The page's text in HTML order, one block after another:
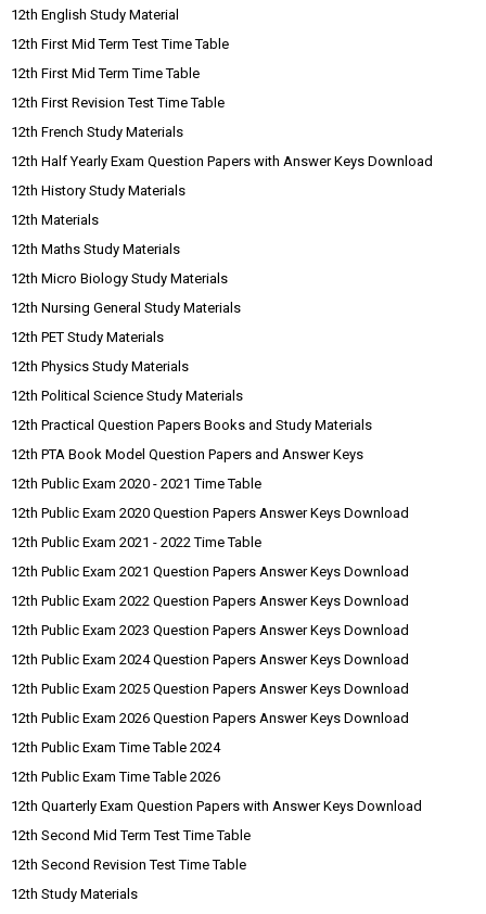
12th English Study Material
12th First Mid Term Test Time Table
12th First Mid Term Time Table
12th First Revision Test Time Table
12th French Study Materials
12th Half Yearly Exam Question Papers with Answer Keys Download
12th History Study Materials
12th Materials
12th Maths Study Materials
12th Micro Biology Study Materials
12th Nursing General Study Materials
12th PET Study Materials
12th Physics Study Materials
12th Political Science Study Materials
12th Practical Question Papers Books and Study Materials
12th PTA Book Model Question Papers and Answer Keys
12th Public Exam 2020 - 2021 Time Table
12th Public Exam 2020 Question Papers Answer Keys Download
12th Public Exam 2021 - 2022 Time Table
12th Public Exam 2021 Question Papers Answer Keys Download
12th Public Exam 2022 Question Papers Answer Keys Download
12th Public Exam 2023 Question Papers Answer Keys Download
12th Public Exam 2024 Question Papers Answer Keys Download
12th Public Exam 2025 Question Papers Answer Keys Download
12th Public Exam 2026 Question Papers Answer Keys Download
12th Public Exam Time Table 2024
12th Public Exam Time Table 2026
12th Quarterly Exam Question Papers with Answer Keys Download
12th Second Mid Term Test Time Table
12th Second Revision Test Time Table
12th Study Materials